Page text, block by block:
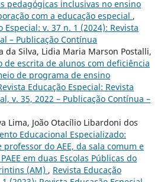
pedagógicas inclusivas no ensino
com a educação especial ,
Especial: v. 37 n. 1 (2024): Revista
– Publicação Contínua
da Silva, Lidia Maria Marson Postalli,
de escrita de alunos com deficiência
de programa de ensino
Educação Especial: Revista
v. 35, 2022 – Publicação Contínua –
Lima, João Otacílio Libardoni dos
Educacional Especializado:
do AEE, da sala comum e
em duas Escolas Públicas do
(AM) , Revista Educação